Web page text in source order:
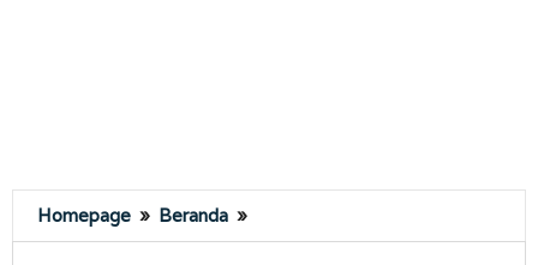
Homepage » Beranda »
Singkirkan